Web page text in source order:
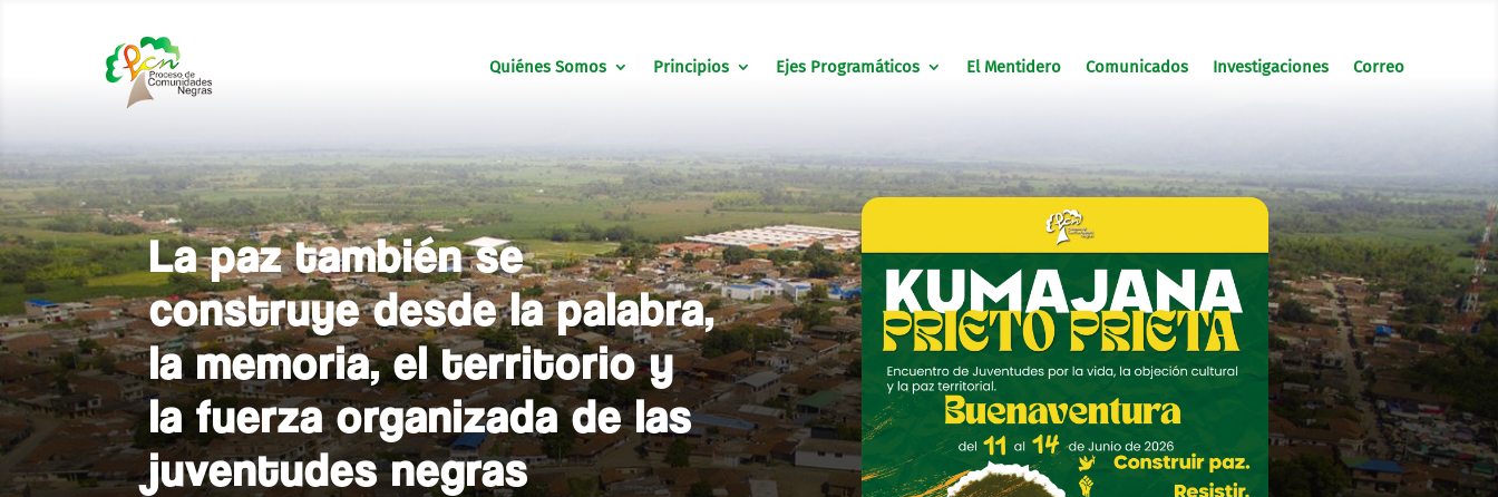
Quiénes Somos Principios Ejes Programáticos El Mentidero Comunicados Investigaciones Correo
La paz también se
construye desde la palabra,
la memoria, el territorio y
la fuerza organizada de las
juventudes negras